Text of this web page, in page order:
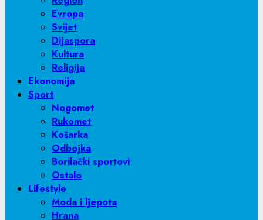
Evropa
Svijet
Dijaspora
Kultura
Religija
Ekonomija
Sport
Nogomet
Rukomet
Košarka
Odbojka
Borilački sportovi
Ostalo
Lifestyle
Moda i ljepota
Hrana